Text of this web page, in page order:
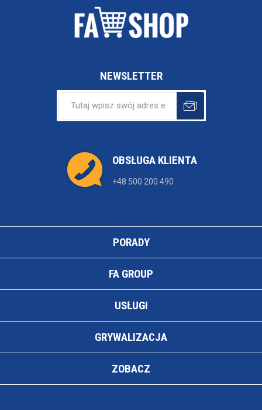
NEWSLETTER
OBSŁUGA KLIENTA
+48 500 200 490
PORADY
FA GROUP
USŁUGI
GRYWALIZACJA
ZOBACZ